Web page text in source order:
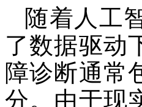
随着人工
了数据驱动
障诊断通常
分。由于现